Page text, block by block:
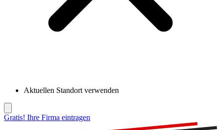
Aktuellen Standort verwenden
Gratis! Ihre Firma eintragen